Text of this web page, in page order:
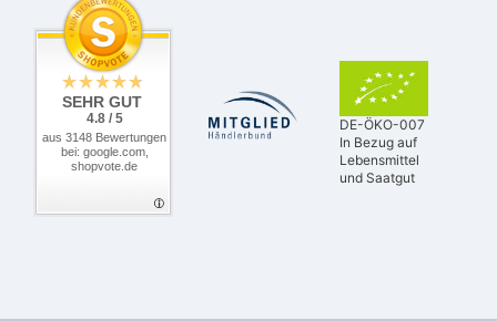
SEHR GUT
4.8 / 5
aus 3148 Bewertungen
bei: google.com,
shopvote.de
DE-ÖKO-007
In Bezug auf
Lebensmittel
und Saatgut